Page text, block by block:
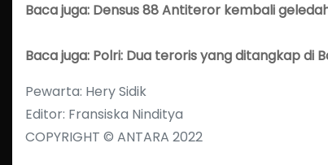
Baca juga: Densus 88 Antiteror kembali
Baca juga: Polri: Dua teroris yang ditangkap di
Pewarta: Hery Sidik
Editor: Fransiska Ninditya
COPYRIGHT © ANTARA 2022